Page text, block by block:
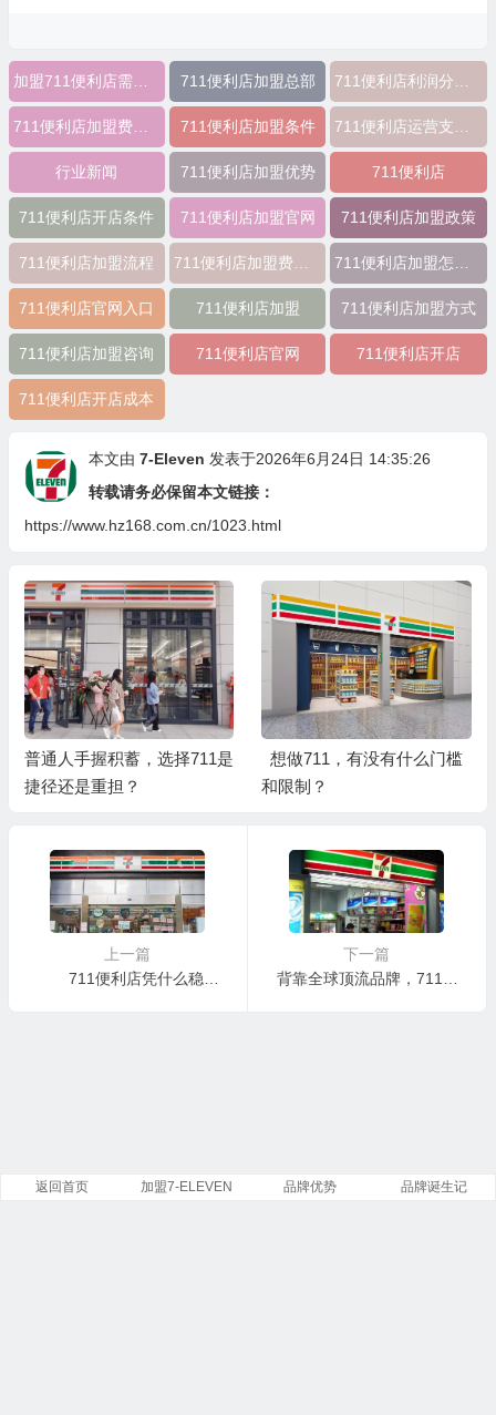
加盟711便利店需要多少？ 711便利店加盟总部 711便利店利润分成模式
711便利店加盟费及条件 711便利店加盟条件 711便利店运营支持政策
行业新闻 711便利店加盟优势 711便利店
711便利店开店条件 711便利店加盟官网 711便利店加盟政策
711便利店加盟流程 711便利店加盟费明细表 711便利店加盟怎么样
711便利店官网入口 711便利店加盟 711便利店加盟方式
711便利店加盟咨询 711便利店官网 711便利店开店
711便利店开店成本
本文由 7-Eleven 发表于2026年6月24日 14:35:26
转载请务必保留本文链接：
https://www.hz168.com.cn/1023.html
普通人手握积蓄，选择711是
捷径还是重担？
想做711，有没有什么门槛
和限制？
上一篇
下一篇
返回首页 加盟7-ELEVEN 品牌优势 品牌诞生记